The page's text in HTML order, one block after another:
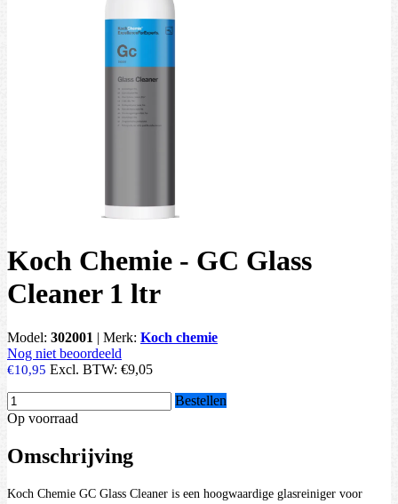
Koch Chemie - GC Glass
Cleaner 1 ltr
Model: 302001 | Merk: Koch chemie
Nog niet beoordeeld
€10,95 Excl. BTW: €9,05
Bestellen
Op voorraad
Omschrijving
Koch Chemie GC Glass Cleaner is een hoogwaardige glasreiniger voor